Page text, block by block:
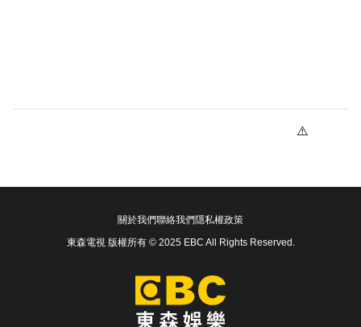
關於我們聯絡我們隱私權政策
東森電視 版權所有 © 2025 EBC All Rights Reserved.